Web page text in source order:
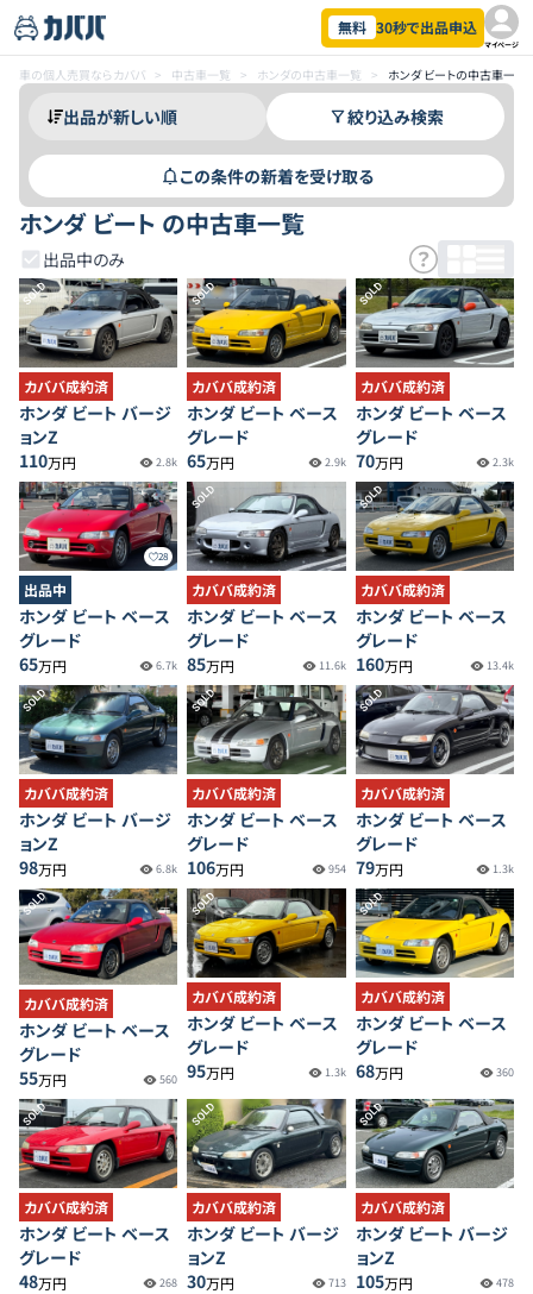
無料 30秒で出品申込
マイページ
車の個人売買ならカババ > 中古車一覧 > ホンダの中古車一覧 > ホンダ ビートの中古車一覧
絞り込み検索
この条件の新着を受け取る
ホンダ ビート の中古車一覧
出品中のみ
SOLD
カババ成約済
ホンダ ビート バージ
ョンZ
110万円 2.8k
SOLD
カババ成約済
ホンダ ビート ベース
グレード
65万円 2.9k
SOLD
カババ成約済
ホンダ ビート ベース
グレード
70万円 2.3k
28
出品中
ホンダ ビート ベース
グレード
65万円 6.7k
SOLD
カババ成約済
ホンダ ビート ベース
グレード
85万円 11.6k
SOLD
カババ成約済
ホンダ ビート ベース
グレード
160万円 13.4k
SOLD
カババ成約済
ホンダ ビート バージ
ョンZ
98万円 6.8k
SOLD
カババ成約済
ホンダ ビート ベース
グレード
106万円 954
SOLD
カババ成約済
ホンダ ビート ベース
グレード
79万円 1.3k
SOLD
カババ成約済
ホンダ ビート ベース
グレード
55万円 560
SOLD
カババ成約済
ホンダ ビート ベース
グレード
95万円 1.3k
SOLD
カババ成約済
ホンダ ビート ベース
グレード
68万円 360
SOLD
カババ成約済
ホンダ ビート ベース
グレード
48万円 268
SOLD
カババ成約済
ホンダ ビート バージ
ョンZ
30万円 713
SOLD
カババ成約済
ホンダ ビート バージ
ョンZ
105万円 478